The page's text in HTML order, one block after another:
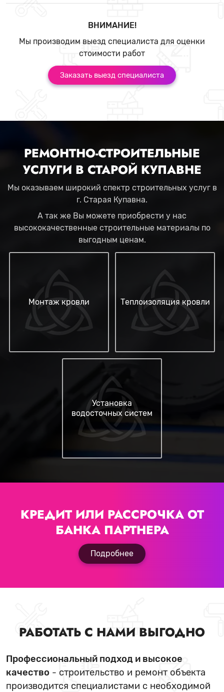
ВНИМАНИЕ!
Мы производим выезд специалиста для оценки
стоимости работ
Заказать выезд специалиста
РЕМОНТНО-СТРОИТЕЛЬНЫЕ
УСЛУГИ В СТАРОЙ КУПАВНЕ
Мы оказываем широкий спектр строительных услуг в
г. Старая Купавна.
А так же Вы можете приобрести у нас
высококачественные строительные материалы по
выгодным ценам.
Монтаж кровли Теплоизоляция кровли
Установка
водосточных систем
КРЕДИТ ИЛИ РАССРОЧКА ОТ
БАНКА ПАРТНЕРА
Подробнее
РАБОТАТЬ С НАМИ ВЫГОДНО
Профессиональный подход и высокое
качество - строительство и ремонт объекта
производится специалистами с необходимой